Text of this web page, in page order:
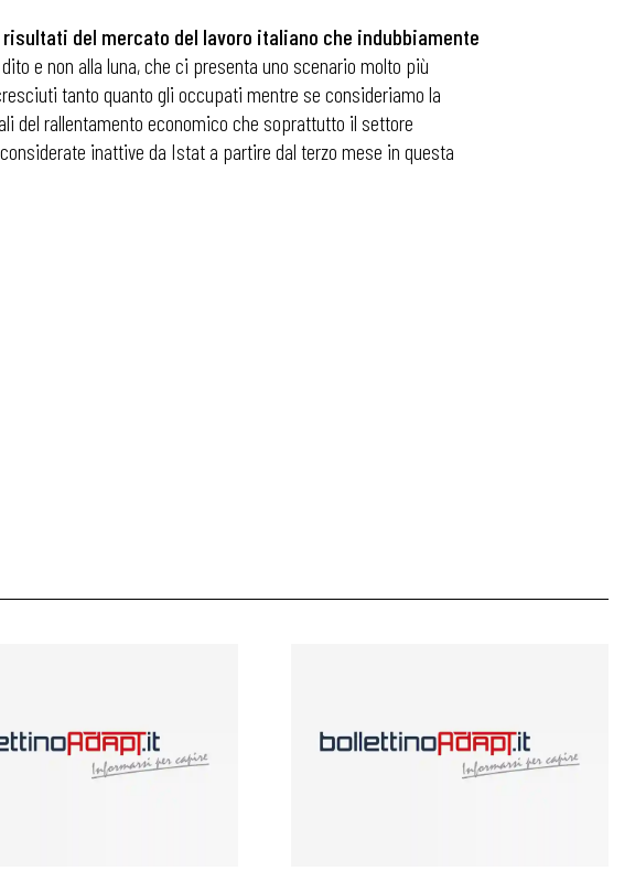
del mercato del lavoro italiano che indubbiamente
e non alla luna, che ci presenta uno scenario molto più
tanto quanto gli occupati mentre se consideriamo la
del rallentamento economico che soprattutto il settore
inattive da Istat a partire dal terzo mese in questa